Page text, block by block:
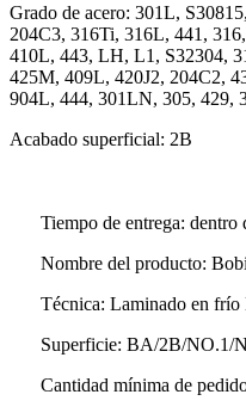
Grado de acero: 301L,
204C3, 316Ti, 316L, 441,
410L, 443, LH, L1, S32304,
425M, 409L, 420J2, 204C2,
904L, 444, 301LN, 305, 429,
Acabado superficial: 2B
Tiempo de entrega: dentro
Nombre del producto:
Técnica: Laminado en frío
Superficie: BA/2B/NO.1/
Cantidad mínima de